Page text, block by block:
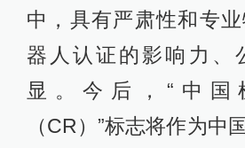
中，具有严肃性和专
器人认证的影响力、
显。今后，“中国
（CR）”标志将作为中